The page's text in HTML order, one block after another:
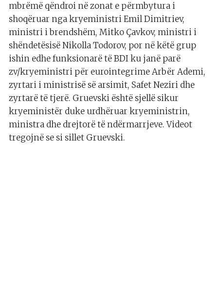
mbrëmë qëndroi në zonat e përmbytura i
shoqëruar nga kryeministri Emil Dimitriev,
ministri i brendshëm, Mitko Çavkov, ministri i
shëndetësisë Nikolla Todorov, por në këtë grup
ishin edhe funksionarë të BDI ku janë parë
zv/kryeministri për eurointegrime Arbër Ademi,
zyrtari i ministrisë së arsimit, Safet Neziri dhe
zyrtarë të tjerë. Gruevski është sjellë sikur
kryeministër duke urdhëruar kryeministrin,
ministra dhe drejtorë të ndërmarrjeve. Videot
tregojnë se si sillet Gruevski.